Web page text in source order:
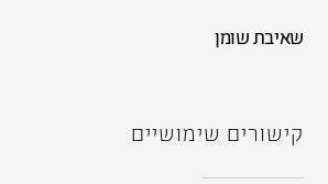
שאיבת שומן
קישורים שימושיים